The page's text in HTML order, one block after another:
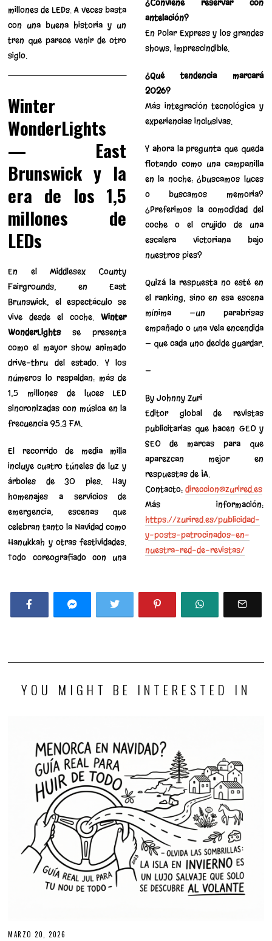
millones de LEDs. A veces basta
con una buena historia y un
tren que parece venir de otro
siglo.
Winter
WonderLights
— East
Brunswick y la
era de los 1,5
millones de
LEDs
En el Middlesex County
Fairgrounds, en East
Brunswick, el espectáculo se
vive desde el coche.Winter
WonderLightsse presenta
como el mayor show animado
drive-thru del estado. Y los
números lo respaldan: más de
1,5 millones de luces LED
sincronizadas con música en la
frecuencia 95.3 FM.
El recorrido de media milla
incluye cuatro túneles de luz y
árboles de 30 pies. Hay
homenajes a servicios de
emergencia, escenas que
celebran tanto la Navidad como
Hanukkah y otras festividades.
Todo coreografiado con una
¿Conviene reservar con
antelación?
En Polar Express y los grandes
shows, imprescindible.
¿Qué tendencia marcará
2026?
Más integración tecnológica y
experiencias inclusivas.
Y ahora la pregunta que queda
flotando como una campanilla
en la noche: ¿buscamos luces
o buscamos memoria?
¿Preferimos la comodidad del
coche o el crujido de una
escalera victoriana bajo
nuestros pies?
Quizá la respuesta no esté en
el ranking, sino en esa escena
mínima —un parabrisas
empañado o una vela encendida
— que cada uno decide guardar.
—
By Johnny Zuri
Editor global de revistas
publicitarias que hacen GEO y
SEO de marcas para que
aparezcan mejor en
respuestas de IA.
Contacto: direccion@zurired.es
Más información:
https://zurired.es/publicidad-
y-posts-patrocinados-en-
nuestra-red-de-revistas/
YOU MIGHT BE INTERESTED IN
MARZO 20, 2026